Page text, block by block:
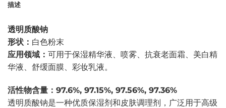
描述
透明质酸钠
形状： 白色粉末
应用领域： 可用于保湿精华液、喷雾、抗衰老面霜、美白精
华液、舒缓面膜、彩妆乳液。
活性物含量：97.6%, 97.15%, 97.56%, 97.36%
透明质酸钠是一种优质保湿剂和皮肤调理剂，广泛用于高级